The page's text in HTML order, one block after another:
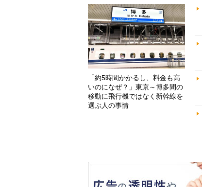
「約5時間かかるし、料金も高
いのになぜ？」東京～博多間の
移動に飛行機ではなく新幹線を
選ぶ人の事情